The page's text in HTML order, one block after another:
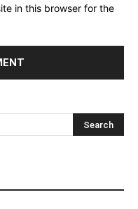
in this browser for the